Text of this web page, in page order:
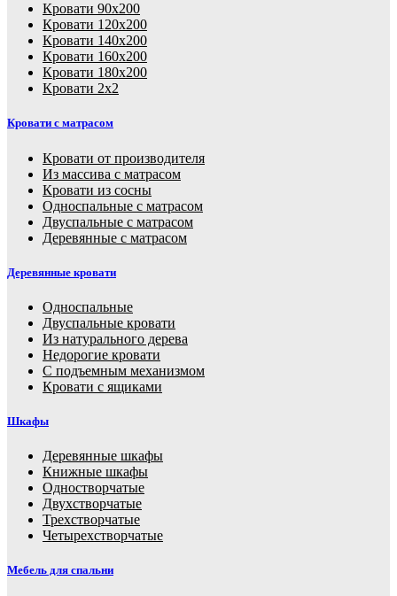
Кровати 90х200
Кровати 120х200
Кровати 140х200
Кровати 160х200
Кровати 180х200
Кровати 2х2
Кровати с матрасом
Кровати от производителя
Из массива с матрасом
Кровати из сосны
Односпальные с матрасом
Двуспальные с матрасом
Деревянные с матрасом
Деревянные кровати
Односпальные
Двуспальные кровати
Из натурального дерева
Недорогие кровати
С подъемным механизмом
Кровати с ящиками
Шкафы
Деревянные шкафы
Книжные шкафы
Одностворчатые
Двухстворчатые
Трехстворчатые
Четырехстворчатые
Мебель для спальни